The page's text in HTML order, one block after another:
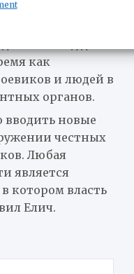
как повод для
как
и людей в
органов.
вводить новые
честных
Любая
является
котором власть
Елич.